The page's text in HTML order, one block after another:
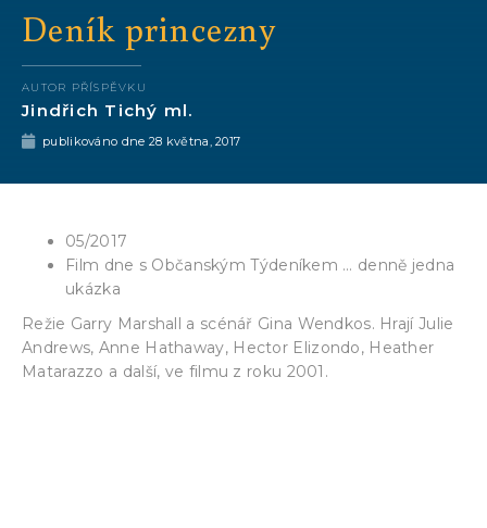
Deník princezny
AUTOR PŘÍSPĚVKU
Jindřich Tichý ml.
publikováno dne 28 května, 2017
05/2017
Film dne s Občanským Týdeníkem … denně jedna
ukázka
Režie Garry Marshall a scénář Gina Wendkos. Hrají Julie
Andrews, Anne Hathaway, Hector Elizondo, Heather
Matarazzo a další, ve filmu z roku 2001.